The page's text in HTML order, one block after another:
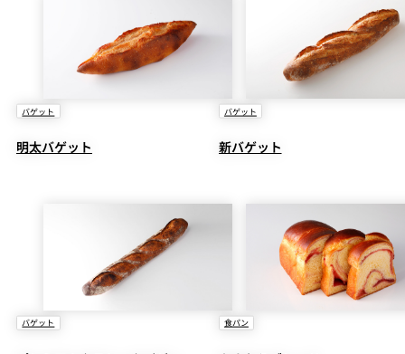
バゲット
明太バゲット
バゲット
新バゲット
バゲット 食パン